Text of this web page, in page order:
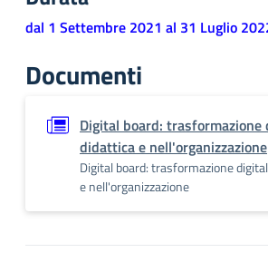
dal 1 Settembre 2021 al 31 Luglio
Documenti
Digital board: trasformazione
didattica e nell'organizzazione
Digital board: trasformazione
e nell'organizzazione